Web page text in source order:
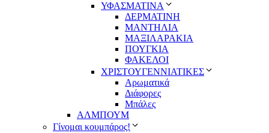
ΥΦΑΣΜΑΤΙΝA
ΔΕΡΜΑΤΙΝΗ
ΜΑΝΤΗΛΙΑ
ΜΑΞΙΛΑΡΑΚΙΑ
ΠΟΥΓΚΙΑ
ΦΑΚΕΛΟΙ
ΧΡΙΣΤΟΥΓΕΝΝΙΑΤΙΚΕΣ
Αρωματικά
Διάφορες
Μπάλες
ΑΛΜΠΟΥΜ
Γίνομαι κουμπάρος!